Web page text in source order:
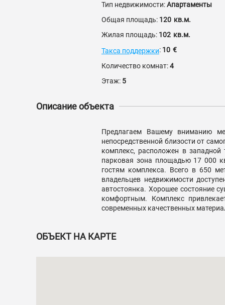
Тип недвижимости:Апартаменты
Общая площадь: 120 кв.м.
Жилая площадь: 102 кв.м.
Такса поддержки: 10 €
Количество комнат:4
Этаж: 5
Описание объекта
Предлагаем Вашему вниманию
непосредственной близости от
комплекс, расположен в
парковая зона площадью 17 000
гостям комплекса. Всего в 650
владельцев недвижимости
автостоянка. Хорошее состояние
комфортным. Комплекс
современных качественных
ОБЪЕКТ НА КАРТЕ